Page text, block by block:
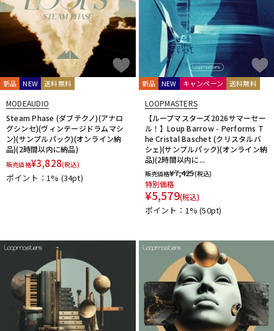
新品 NEW 送料無料
MODEAUDIO
Steam Phase (ダブテクノ)(アナロ
グシンセ)(ヴィンテージドラムマシ
ン)(サンプルパック)(オンライン納
品)(2時間以内に納品)
販売価格¥3,828(税込)
ポイント：1% (34pt)
新品 NEW キャンペーン 送料無料
LOOPMASTERS
【ループマスターズ2026サマーセー
ル！】Loup Barrow - Performs T
he Cristal Baschet (クリスタルバ
シェ)(サンプルパック)(オンライン納
品)(2時間以内に...
販売価格¥7,425(税込)
特別価格
¥5,579(税込)
ポイント：1%(50pt)